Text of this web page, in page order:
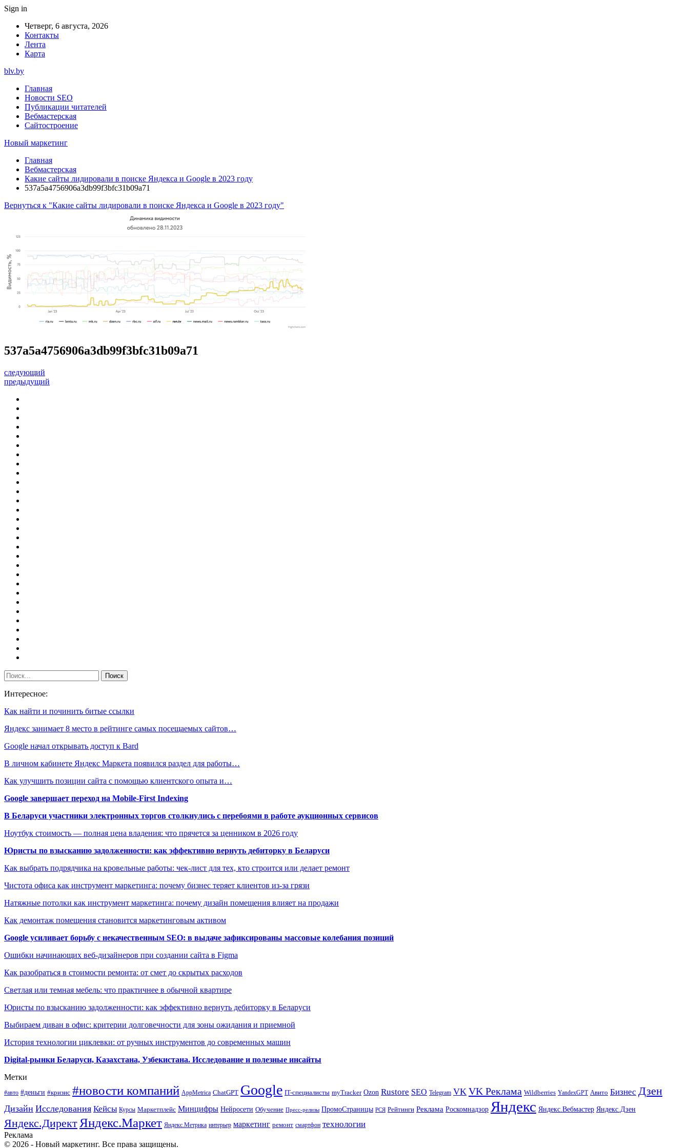
Sign in
Четверг, 6 августа, 2026
Контакты
Лента
Карта
blv.by
Главная
Новости SEO
Публикации читателей
Вебмастерская
Сайтостроение
Новый маркетинг
Главная
Вебмастерская
Какие сайты лидировали в поиске Яндекса и Google в 2023 году
537a5a4756906a3db99f3bfc31b09a71
Вернуться к "Какие сайты лидировали в поиске Яндекса и Google в 2023 году"
537a5a4756906a3db99f3bfc31b09a71
следующий
предыдущий
Интересное:
Как найти и починить битые ссылки
Яндекс занимает 8 место в рейтинге самых посещаемых сайтов…
Google начал открывать доступ к Bard
В личном кабинете Яндекс Маркета появился раздел для работы…
Как улучшить позиции сайта с помощью клиентского опыта и…
Google завершает переход на Mobile-First Indexing
В Беларуси участники электронных торгов столкнулись с перебоями в работе аукционных сервисов
Ноутбук стоимость — полная цена владения: что прячется за ценником в 2026 году
Юристы по взысканию задолженности: как эффективно вернуть дебиторку в Беларуси
Как выбрать подрядчика на кровельные работы: чек-лист для тех, кто строится или делает ремонт
Чистота офиса как инструмент маркетинга: почему бизнес теряет клиентов из-за грязи
Натяжные потолки как инструмент маркетинга: почему дизайн помещения влияет на продажи
Как демонтаж помещения становится маркетинговым активом
Google усиливает борьбу с некачественным SEO: в выдаче зафиксированы массовые колебания позиций
Ошибки начинающих веб-дизайнеров при создании сайта в Figma
Как разобраться в стоимости ремонта: от смет до скрытых расходов
Светлая или темная мебель: что практичнее в обычной квартире
Юристы по взысканию задолженности: как эффективно вернуть дебиторку в Беларуси
Выбираем диван в офис: критерии долговечности для зоны ожидания и приемной
История технологии циклевки: от ручных инструментов до современных машин
Digital-рынки Беларуси, Казахстана, Узбекистана. Исследование и полезные инсайты
Метки
#авто #деньги #кризис #новости компаний AppMetrica ChatGPT Google IT-специалисты myTracker Ozon Rustore SEO Telegram VK VK Реклама Wildberries YandexGPT Авито Бизнес Дзен
Дизайн Исследования Кейсы Курсы Маркетплейс Минцифры Нейросети Обучение Пресс-релизы ПромоСтраницы РСЯ Рейтинги Реклама Роскомнадзор Яндекс Яндекс.Вебмастер Яндекс.Дзен
Яндекс.ДиректЯндекс.Маркет Яндекс.Метрика интерьер маркетинг ремонт смартфон технологии
Реклама
© 2026 - Новый маркетинг. Все права защищены.